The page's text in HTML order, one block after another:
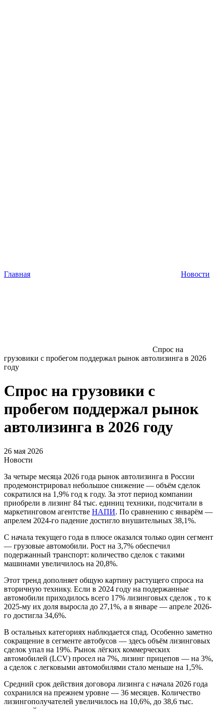
Главная Новости
Спрос на
грузовики с пробегом поддержал рынок автолизинга в 2026
году
Спрос на грузовики с
пробегом поддержал рынок
автолизинга в 2026 году
26 мая 2026
Новости
За четыре месяца 2026 года рынок автолизинга в России
продемонстрировал небольшое снижение — объём сделок
сократился на 1,9% год к году. За этот период компании
приобрели в лизинг 84 тыс. единиц техники, подсчитали в
маркетинговом агентстве НАПИ. По сравнению с январём —
апрелем 2024-го падение достигло внушительных 38,1%.
С начала текущего года в плюсе оказался только один сегмент
— грузовые автомобили. Рост на 3,7% обеспечил
подержанный транспорт: количество сделок с такими
машинами увеличилось на 20,8%.
Этот тренд дополняет общую картину растущего спроса на
вторичную технику. Если в 2024 году на подержанные
автомобили приходилось всего 17% лизинговых сделок , то к
2025-му их доля выросла до 27,1%, а в январе — апреле 2026-
го достигла 34,6%.
В остальных категориях наблюдается спад. Особенно заметно
сокращение в сегменте автобусов — здесь объём лизинговых
сделок упал на 19%. Рынок лёгких коммерческих
автомобилей (LCV) просел на 7%, лизинг прицепов — на 3%,
а сделок с легковыми автомобилями стало меньше на 1,5%.
Средний срок действия договора лизинга с начала 2026 года
сохранился на прежнем уровне — 36 месяцев. Количество
лизингополучателей увеличилось на 10,6%, до 38,6 тыс.